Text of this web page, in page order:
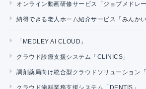
オンライン動画研修サービス「ジョブメドレー
納得できる老人ホーム紹介サービス「みんかい
「MEDLEY AI CLOUD」
クラウド診療支援システム「CLINICS」
調剤薬局向け統合型クラウドソリューション
クラウド歯科業務支援システム「DENTIS」